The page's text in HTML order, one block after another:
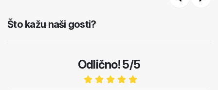
Što kažu naši gosti?
Odlično! 5/5